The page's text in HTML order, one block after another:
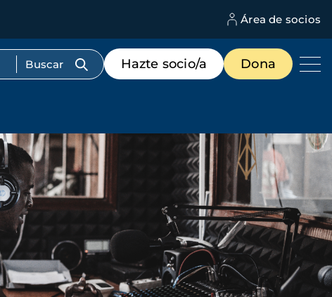
Área de socios
Menú
de
destacados
Hazte socio/a Dona